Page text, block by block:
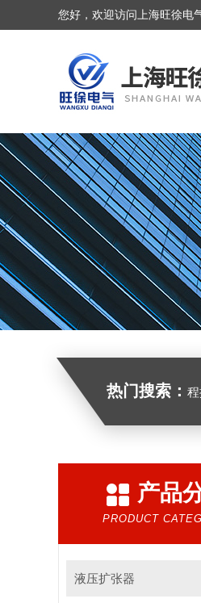
您好，欢迎访问上海旺徐电
热门搜索： 程控
产品
PRODUCT
液压扩张器